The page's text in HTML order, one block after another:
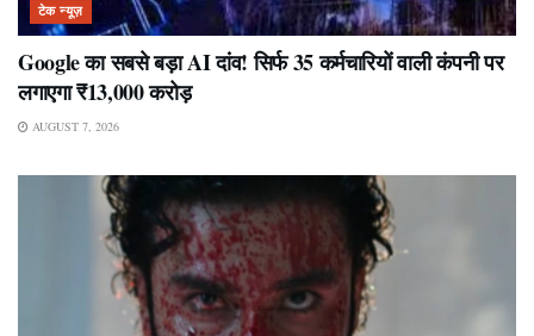
टेक न्यूज़
Google का सबसे बड़ा AI दांव! सिर्फ 35 कर्मचारियों वाली कंपनी पर
लगाएगा ₹13,000 करोड़
AUGUST 7, 2026